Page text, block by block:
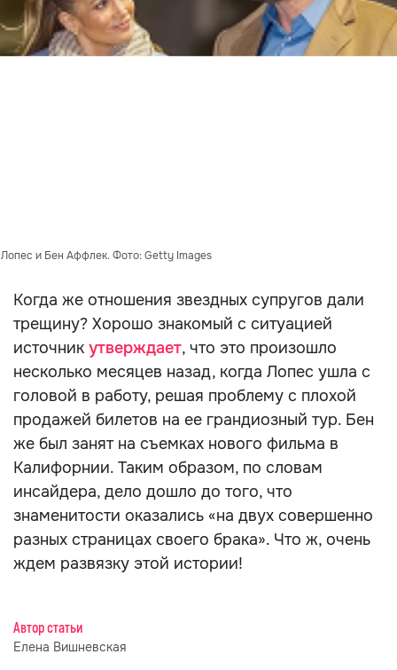
и Бен Аффлек. Фото: Getty Images
Когда же отношения звездных супругов дали
трещину? Хорошо знакомый с ситуацией
источник утверждает, что это произошло
несколько месяцев назад, когда Лопес ушла с
головой в работу, решая проблему с плохой
продажей билетов на ее грандиозный тур. Бен
же был занят на съемках нового фильма в
Калифорнии. Таким образом, по словам
инсайдера, дело дошло до того, что
знаменитости оказались «на двух совершенно
разных страницах своего брака». Что ж, очень
ждем развязку этой истории!
Автор статьи
Елена Вишневская